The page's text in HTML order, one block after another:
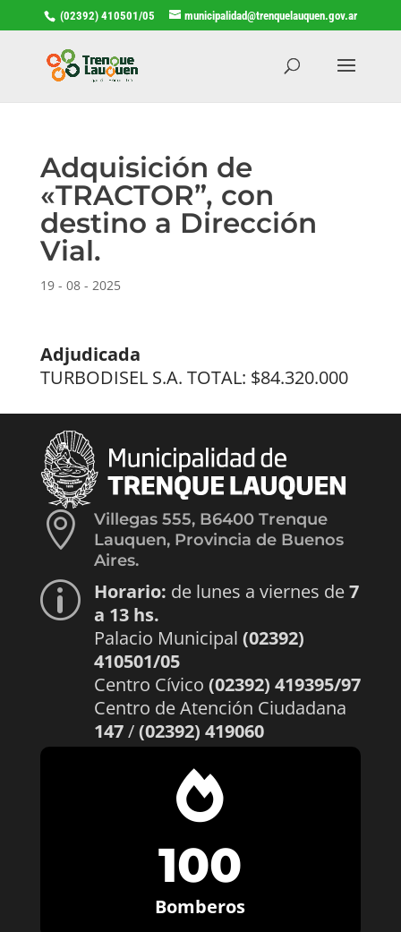
(02392) 410501/05 municipalidad@trenquelauquen.gov.ar
Adquisición de
«TRACTOR”, con
destino a Dirección
Vial.
19 - 08 - 2025
Adjudicada
TURBODISEL S.A. TOTAL: $84.320.000

Villegas 555, B6400 Trenque
Lauquen, Provincia de Buenos
Aires.
p Horario: de lunes a viernes de7
a 13 hs.
Palacio Municipal (02392)
410501/05
Centro Cívico (02392) 419395/97
Centro de Atención Ciudadana
147/(02392) 419060

100
Bomberos